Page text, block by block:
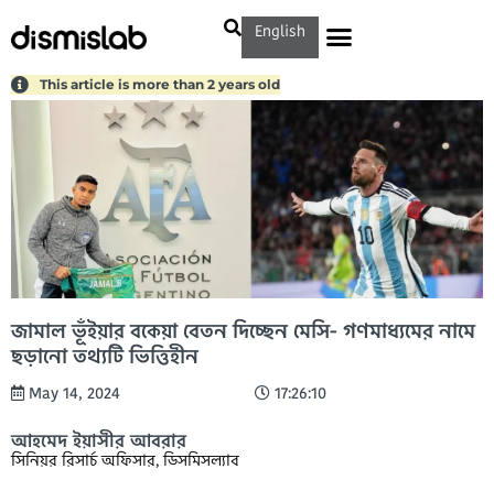
English
This article is more than 2 years old
জামাল ভূঁইয়ার বকেয়া বেতন দিচ্ছেন মেসি- গণমাধ্যমের নামে
ছড়ানো তথ্যটি ভিত্তিহীন
May 14, 2024 17:26:10
আহমেদ ইয়াসীর আবরার
সিনিয়র রিসার্চ অফিসার, ডিসমিসল্যাব